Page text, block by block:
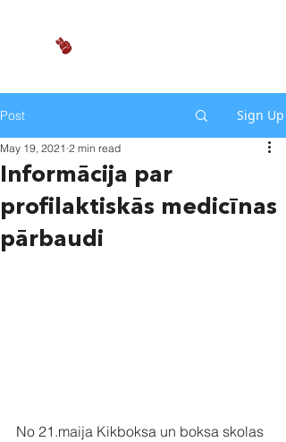
Post Sign Up
Informācija par
profilaktiskās medicīnas
pārbaudi
May 19, 2021 2 min read
No 21.maija Kikboksa un boksa skolas